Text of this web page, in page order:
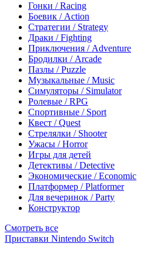
Гонки / Racing
Боевик / Action
Стратегии / Strategy
Драки / Fighting
Приключения / Adventure
Бродилки / Arcade
Пазлы / Puzzle
Музыкальные / Music
Симуляторы / Simulator
Ролевые / RPG
Спортивные / Sport
Квест / Quest
Стрелялки / Shooter
Ужасы / Horror
Игры для детей
Детективы / Detective
Экономические / Economic
Платформер / Platformer
Для вечеринок / Party
Конструктор
Смотреть все
Приставки Nintendo Switch